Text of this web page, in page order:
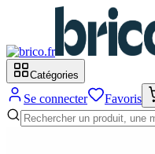
Catégories
Se connecter Favoris